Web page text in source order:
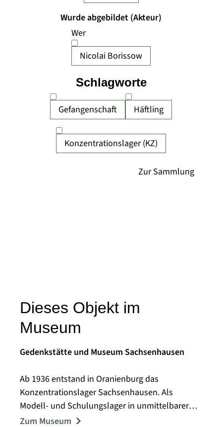
Wurde abgebildet (Akteur)
Wer
Nicolai Borissow
Gefangenschaft Häftling
Konzentrationslager (KZ)
Schlagworte
Dieses Objekt im
Museum
Gedenkstätte und Museum Sachsenhausen
Ab 1936 entstand in Oranienburg das
Konzentrationslager Sachsenhausen. Als
Modell- und Schulungslager in unmittelbarer
Nähe Berlins nahm es eine Sonderstellung im
Zum Museum